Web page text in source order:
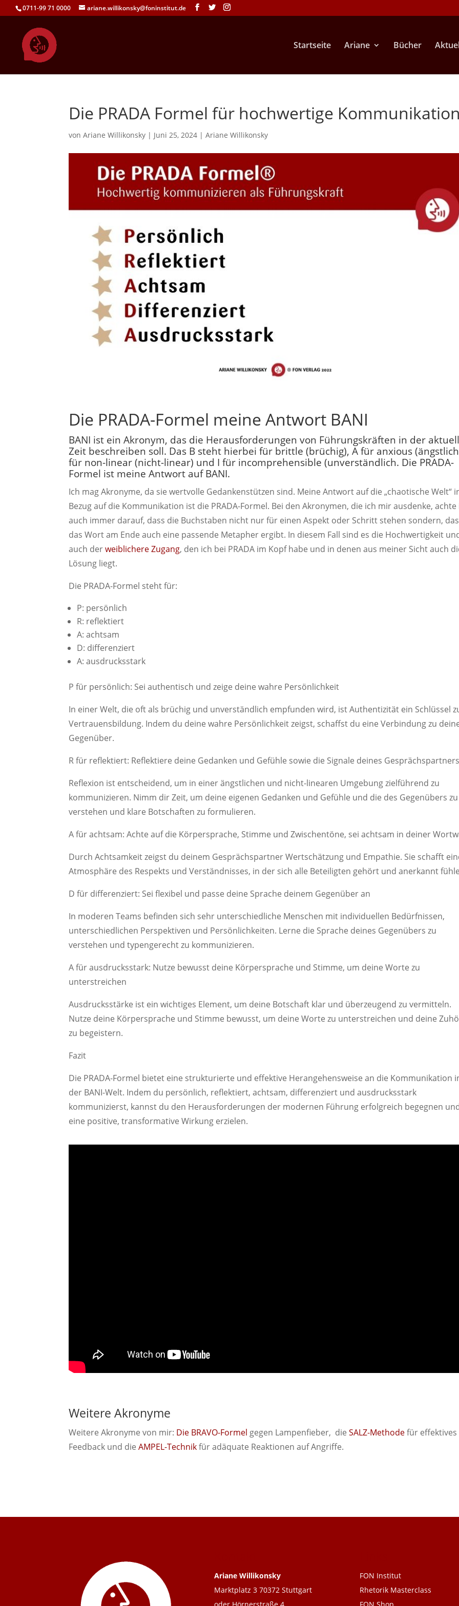
0711-99 71 0000 ariane.willikonsky@foninstitut.de
Startseite Ariane Bücher
Die PRADA Formel für hochwertige Kommunikation
vonAriane Willikonsky | Juni 25, 2024 |Ariane Willikonsky
Die PRADA-Formel meine Antwort BANI
BANI ist ein Akronym, das die Herausforderungen von Führungskräften in der
Zeit beschreiben soll. Das B steht hierbei für brittle (brüchig), A für anxious
für non-linear (nicht-linear) und I für incomprehensible (unverständlich. Die PRADA-
Formel ist meine Antwort auf BANI.
Ich mag Akronyme, da sie wertvolle Gedankenstützen sind. Meine Antwort auf die „chaotische Welt“
Bezug auf die Kommunikation ist die PRADA-Formel. Bei den Akronymen, die ich mir ausdenke, achte
auch immer darauf, dass die Buchstaben nicht nur für einen Aspekt oder Schritt stehen sondern,
das Wort am Ende auch eine passende Metapher ergibt. In diesem Fall sind es die Hochwertigkeit
auch derweiblichere Zugang, den ich bei PRADA im Kopf habe und in denen aus meiner Sicht auch
Lösung liegt.
Die PRADA-Formel steht für:
P: persönlich
R: reflektiert
A: achtsam
D: differenziert
A: ausdrucksstark
P für persönlich: Sei authentisch und zeige deine wahre Persönlichkeit
In einer Welt, die oft als brüchig und unverständlich empfunden wird, ist Authentizität ein Schlüssel
Vertrauensbildung. Indem du deine wahre Persönlichkeit zeigst, schaffst du eine Verbindung zu
Gegenüber.
R für reflektiert: Reflektiere deine Gedanken und Gefühle sowie die Signale deines Gesprächspartners
Reflexion ist entscheidend, um in einer ängstlichen und nicht-linearen Umgebung zielführend zu
kommunizieren. Nimm dir Zeit, um deine eigenen Gedanken und Gefühle und die des Gegenübers zu
verstehen und klare Botschaften zu formulieren.
A für achtsam: Achte auf die Körpersprache, Stimme und Zwischentöne, sei achtsam in deiner
Durch Achtsamkeit zeigst du deinem Gesprächspartner Wertschätzung und Empathie. Sie schafft
Atmosphäre des Respekts und Verständnisses, in der sich alle Beteiligten gehört und anerkannt
D für differenziert: Sei flexibel und passe deine Sprache deinem Gegenüber an
In moderen Teams befinden sich sehr unterschiedliche Menschen mit individuellen Bedürfnissen,
unterschiedlichen Perspektiven und Persönlichkeiten. Lerne die Sprache deines Gegenübers zu
verstehen und typengerecht zu kommunizieren.
A für ausdrucksstark: Nutze bewusst deine Körpersprache und Stimme, um deine Worte zu
unterstreichen
Ausdrucksstärke ist ein wichtiges Element, um deine Botschaft klar und überzeugend zu vermitteln.
Nutze deine Körpersprache und Stimme bewusst, um deine Worte zu unterstreichen und deine
zu begeistern.
Fazit
Die PRADA-Formel bietet eine strukturierte und effektive Herangehensweise an die Kommunikation
der BANI-Welt. Indem du persönlich, reflektiert, achtsam, differenziert und ausdrucksstark
kommunizierst, kannst du den Herausforderungen der modernen Führung erfolgreich begegnen
eine positive, transformative Wirkung erzielen.
Weitere Akronyme
Weitere Akronyme von mir: Die BRAVO-Formel gegen Lampenfieber, dieSALZ-Methodefür effektives
Feedback und dieAMPEL-Technikfür adäquate Reaktionen auf Angriffe.
Ariane Willikonsky
Marktplatz 3 70372 Stuttgart
FON Institut
Rhetorik Masterclass